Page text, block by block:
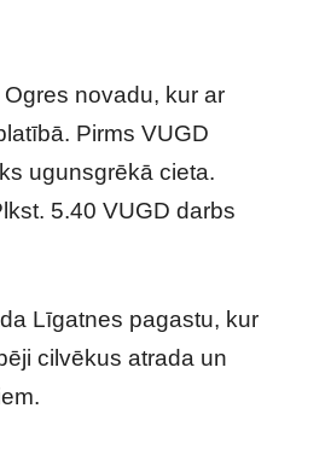
novadu, kur ar
Pirms VUGD
ugunsgrēkā cieta.
5.40 VUGD darbs
Līgatnes pagastu, kur
cilvēkus atrada un